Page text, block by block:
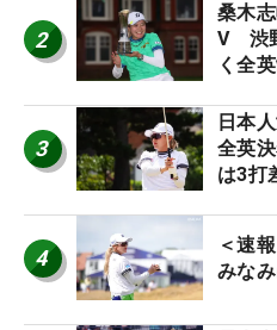
2
桑木
V 渋
く全
3
日本
全英
は3打
4
＜速
みな